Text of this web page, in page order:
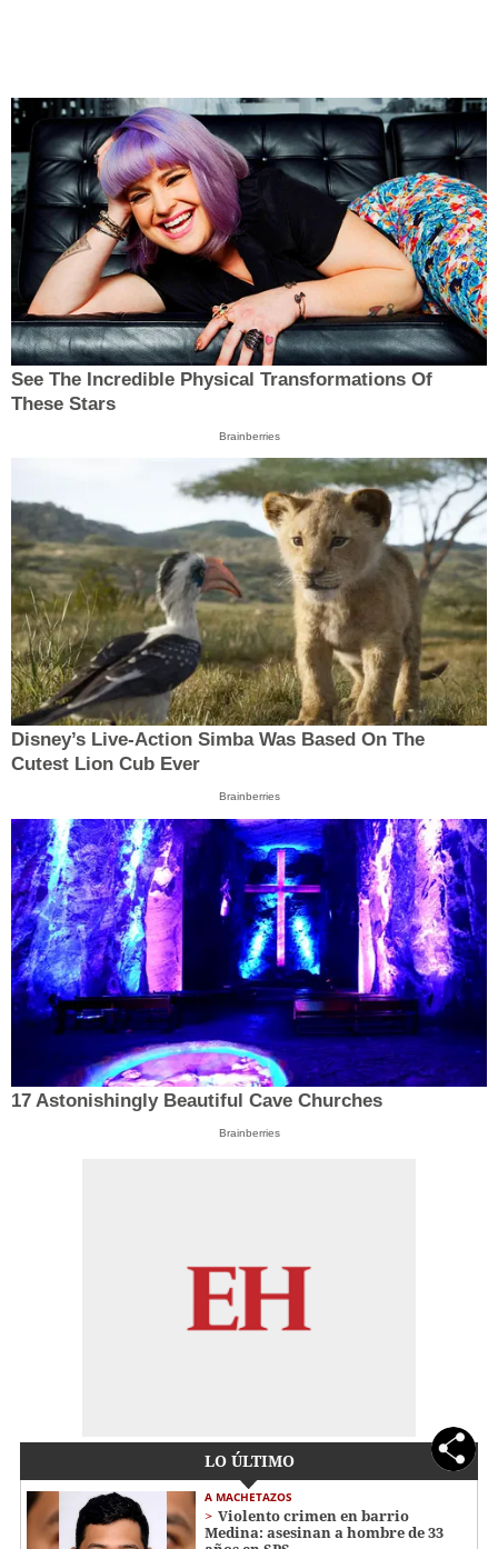
See The Incredible Physical Transformations Of
These Stars
Brainberries
Disney’s Live-Action Simba Was Based On The
Cutest Lion Cub Ever
Brainberries
17 Astonishingly Beautiful Cave Churches
Brainberries
LO ÚLTIMO
A MACHETAZOS
Violento crimen en barrio
Medina: asesinan a hombre de 33